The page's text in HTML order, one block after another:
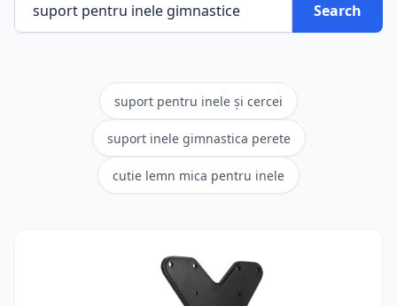
Search
suport pentru inele și cercei
suport inele gimnastica perete
cutie lemn mica pentru inele